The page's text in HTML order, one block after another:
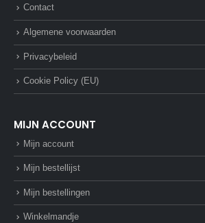
Contact
Algemene voorwaarden
Privacybeleid
Cookie Policy (EU)
MIJN ACCOUNT
Mijn account
Mijn bestellijst
Mijn bestellingen
Winkelmandje